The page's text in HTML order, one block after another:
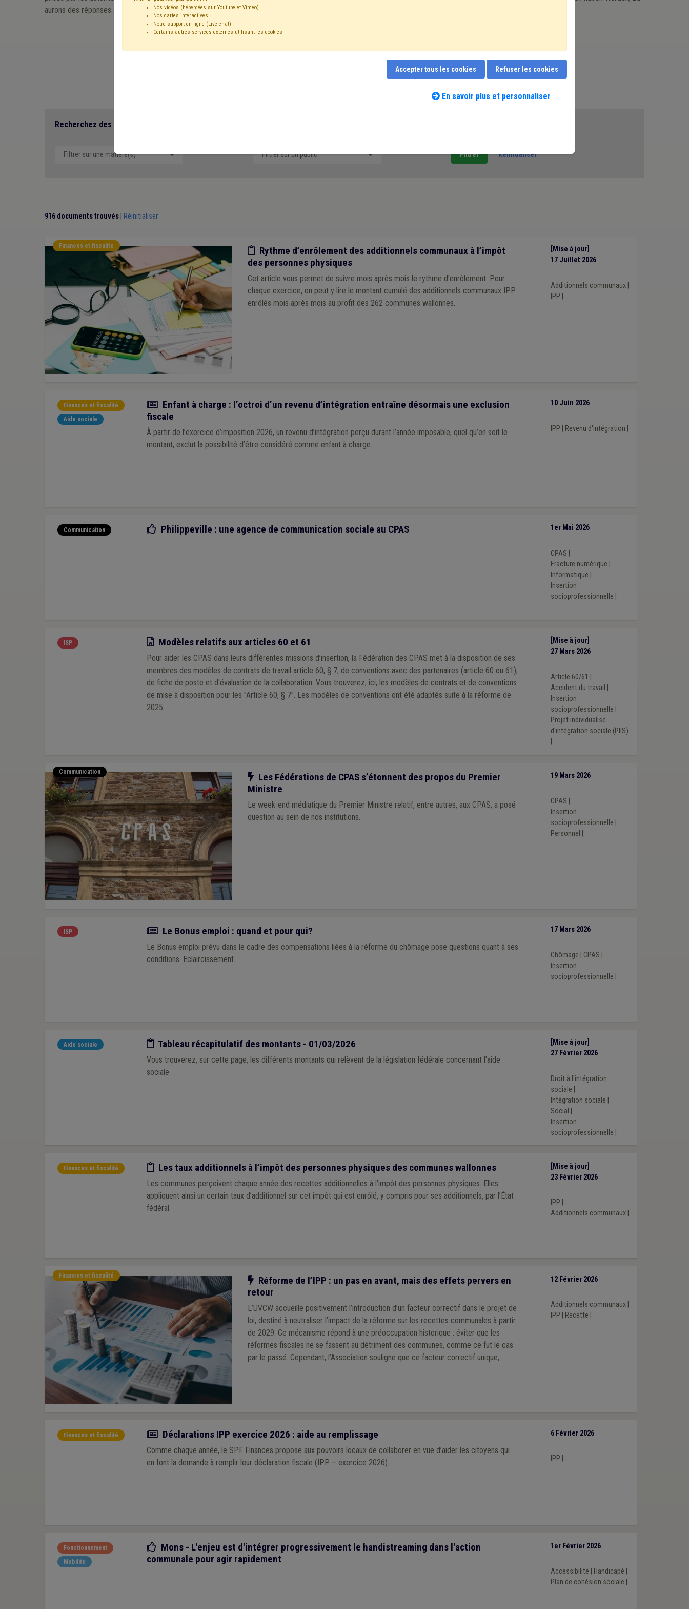
aurons des réponses à relayer.
Je m'abonne
Recherchez des contenus en lien avec le COVID-19 que nous mettons en ligne suite aux mesures prises durant cette période.
Filtrer sur une matière(s) Filtrer sur un public Réinitialiser
916 documents trouvés Réinitialiser
Finances et fiscalité Etude/chiffres
Rythme d’enrôlement des additionnels communaux à l’impôt
des personnes physiques
Cet article vous permet de suivre mois après mois le rythme d’enrôlement. Pour
chaque exercice, on peut y lire le montant cumulé des additionnels communaux IPP
enrôlés mois après mois au profit des 262 communes wallonnes.
[Mise à jour]
17 Juillet 2026
Additionnels communaux|
IPP
Finances et fiscalité
Aide sociale
Actualité
Enfant à charge : l’octroi d’un revenu d’intégration entraîne désormais une exclusion
fiscale
À partir de l’exercice d’imposition 2026, un revenu d’intégration perçu durant l’année imposable, quel qu’en soit le
montant, exclut la possibilité d’être considéré comme enfant à charge.
10 Juin 2026
IPP Revenu d'intégration
Communication Bonne pratique
Philippeville : une agence de communication sociale au CPAS 1er Mai 2026
CPAS
Fracture numérique
Informatique
Insertion
socioprofessionnelle
ISP Modèle
Modèles relatifs aux articles 60 et 61
Pour aider les CPAS dans leurs différentes missions d’insertion, la Fédération des CPAS met à la disposition de ses
membres des modèles de contrats de travail article 60, § 7, de conventions avec des partenaires (article 60 ou 61),
de fiche de poste et d'évaluation de la collaboration. Vous trouverez, ici, les modèles de contrats et de conventions
de mise à disposition pour les "Article 60, § 7". Les modèles de conventions ont été adaptés suite à la réforme de
2025.
[Mise à jour]
27 Mars 2026
Article 60/61
Accident du travail
Insertion
socioprofessionnelle
Projet individualisé
d'intégration sociale (PIIS)
Communication Notre action
Les Fédérations de CPAS s’étonnent des propos du Premier
Ministre
Le week-end médiatique du Premier Ministre relatif, entre autres, aux CPAS, a posé
question au sein de nos institutions.
19 Mars 2026
CPAS
Insertion
socioprofessionnelle
Personnel
ISP Actualité
Le Bonus emploi : quand et pour qui?
Le Bonus emploi prévu dans le cadre des compensations liées à la réforme du chômage pose questions quant à ses
conditions. Eclaircissement.
17 Mars 2026
Chômage CPAS
Insertion
socioprofessionnelle
Aide sociale Etude/chiffres
Tableau récapitulatif des montants - 01/03/2026
Vous trouverez, sur cette page, les différents montants qui relèvent de la législation fédérale concernant l'aide
sociale
[Mise à jour]
27 Février 2026
Droit à l'intégration
sociale
Intégration sociale
Social
Insertion
socioprofessionnelle
Finances et fiscalité Etude/chiffres
Les taux additionnels à l’impôt des personnes physiques des communes wallonnes
Les communes perçoivent chaque année des recettes additionnelles à l’impôt des personnes physiques. Elles
appliquent ainsi un certain taux d’additionnel sur cet impôt qui est enrôlé, y compris pour ses additionnels, par l’État
fédéral.
[Mise à jour]
23 Février 2026
IPP
Additionnels communaux|
Finances et fiscalité Notre action
Réforme de l’IPP : un pas en avant, mais des effets pervers en
retour
L’UVCW accueille positivement l’introduction d’un facteur correctif dans le projet de
loi, destiné à neutraliser l’impact de la réforme sur les recettes communales à partir
de 2029. Ce mécanisme répond à une préoccupation historique : éviter que les
réformes fiscales ne se fassent au détriment des communes, comme ce fut le cas
par le passé. Cependant, l’Association souligne que ce facteur correctif unique,
12 Février 2026
Additionnels communaux|
IPP
Recette
Finances et fiscalité Actualité
Déclarations IPP exercice 2026 : aide au remplissage
Comme chaque année, le SPF Finances propose aux pouvoirs locaux de collaborer en vue d’aider les citoyens qui
en font la demande à remplir leur déclaration fiscale (IPP – exercice 2026).
6 Février 2026
IPP
Fonctionnement
Mobilité
Bonne pratique
Mons - L'enjeu est d'intégrer progressivement le handistreaming dans l'action
communale pour agir rapidement
1er Février 2026
Accessibilité Handicapé
Plan de cohésion sociale
Nos vidéos (hébergées sur Youtube et Vimeo)
Nos cartes interactives
Notre support en ligne (Live chat)
Certains autres services externes utilisant les cookies
Accepter tous les cookies Refuser les cookies
En savoir plus et personnaliser